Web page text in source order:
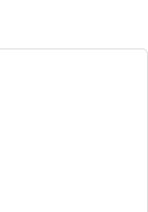
、ASME、SAEの要件
設計されています